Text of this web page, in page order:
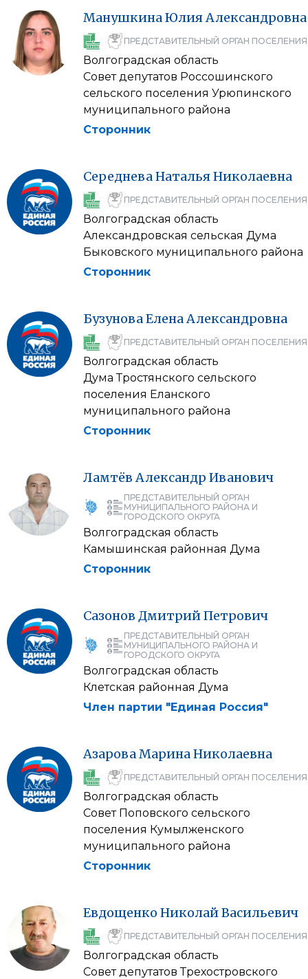
МанушкинаЮлияАлександровна
ПРЕДСТАВИТЕЛЬНЫЙ ОРГАН ПОСЕЛЕНИЯ
Волгоградская область
Совет депутатов Россошинского
сельского поселения Урюпинского
муниципального района
Сторонник
СередневаНатальяНиколаевна
ПРЕДСТАВИТЕЛЬНЫЙ ОРГАН ПОСЕЛЕНИЯ
Волгоградская область
Александровская сельская Дума
Быковского муниципального района
Сторонник
БузуноваЕленаАлександровна
ПРЕДСТАВИТЕЛЬНЫЙ ОРГАН ПОСЕЛЕНИЯ
Волгоградская область
Дума Тростянского сельского
поселения Еланского
муниципального района
Сторонник
Ламтёв Александр Иванович
ПРЕДСТАВИТЕЛЬНЫЙ ОРГАН
МУНИЦИПАЛЬНОГО РАЙОНА И
ГОРОДСКОГО ОКРУГА
Волгоградская область
Камышинская районная Дума
Сторонник
Сазонов ДмитрийПетрович
ПРЕДСТАВИТЕЛЬНЫЙ ОРГАН
МУНИЦИПАЛЬНОГО РАЙОНА И
ГОРОДСКОГО ОКРУГА
Волгоградская область
Клетская районная Дума
Член партии "Единая Россия"
АзароваМаринаНиколаевна
ПРЕДСТАВИТЕЛЬНЫЙ ОРГАН ПОСЕЛЕНИЯ
Волгоградская область
Совет Поповского сельского
поселения Кумылженского
муниципального района
Сторонник
Евдощенко НиколайВасильевич
ПРЕДСТАВИТЕЛЬНЫЙ ОРГАН ПОСЕЛЕНИЯ
Волгоградская область
Совет депутатов Трехостровского